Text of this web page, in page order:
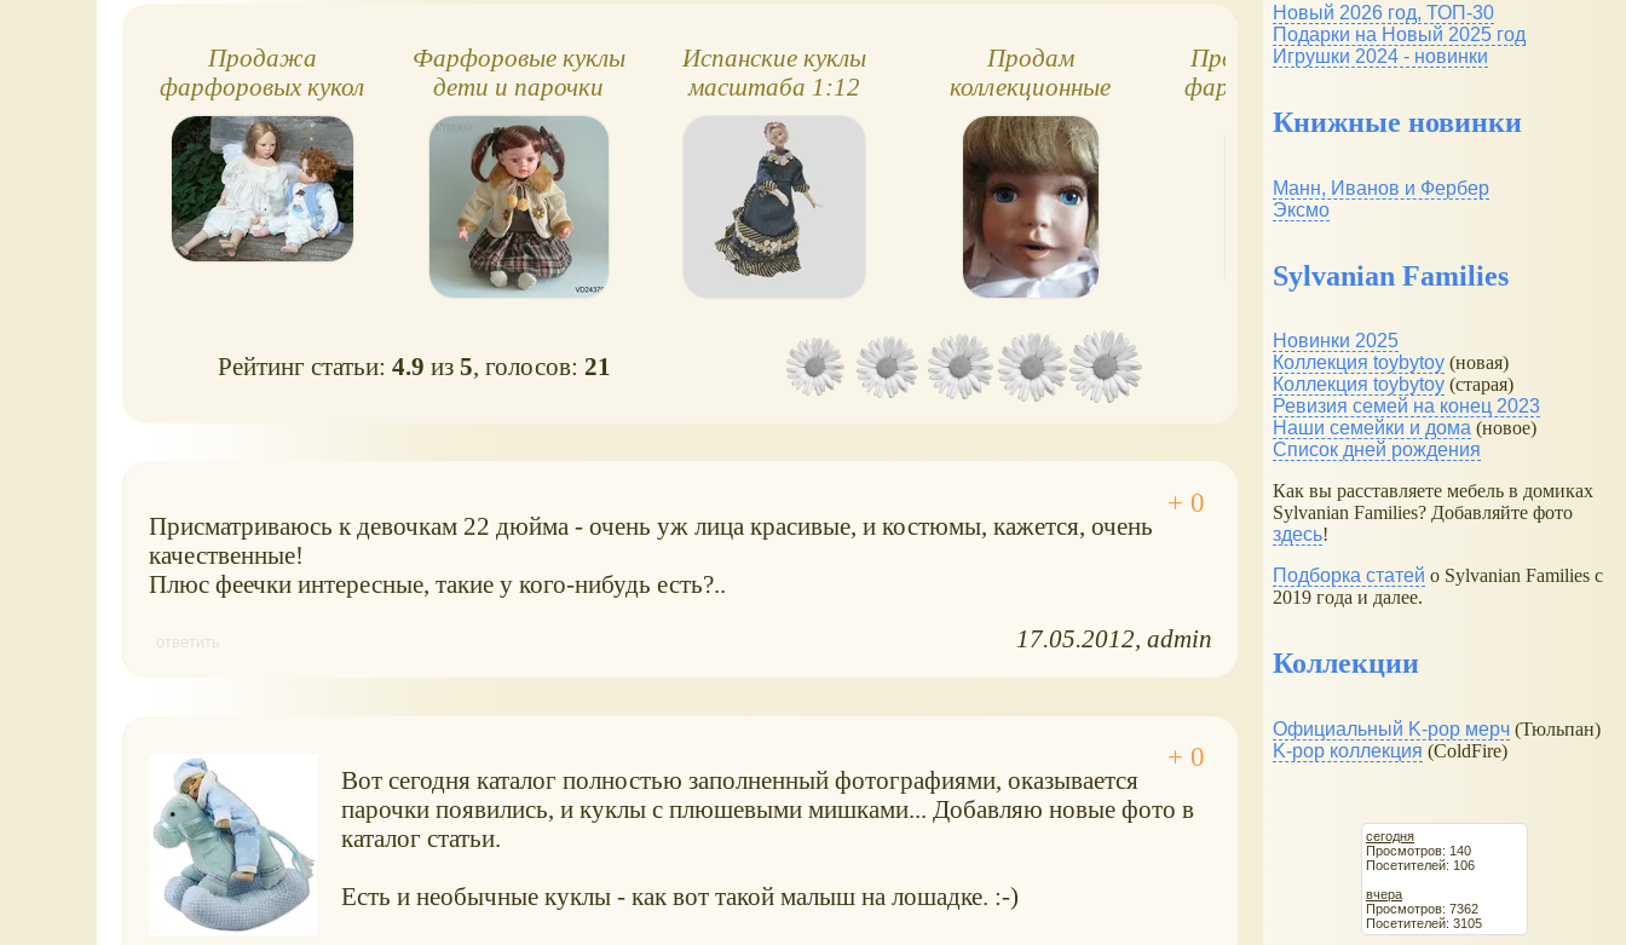
Продажа
фарфоровых кукол
Фарфоровые куклы
дети и парочки
Испанские куклы
масштаба 1:12
Продам
коллекционные
фарфоровые куклы
(возраст кукол -
15-16 лет)
Продам немецких
фарфоровых кукол
30-40 см
Коллекция
Дисней:
Рейтинг статьи:4.9 из5, голосов:21
Присматриваюсь к девочкам 22 дюйма - очень уж лица красивые, и костюмы, кажется, очень
качественные!
Плюс феечки интересные, такие у кого-нибудь есть?..
ответить 17.05.2012 admin
Вот сегодня каталог полностью заполненный фотографиями, оказывается
парочки появились, и куклы с плюшевыми мишками... Добавляю новые фото в
каталог статьи.
Есть и необычные куклы - как вот такой малыш на лошадке. :-)
Новый 2026 год, ТОП-30
Подарки на Новый 2025 год
Игрушки 2024 - новинки
Книжные новинки
Манн, Иванов и Фербер
Эксмо
Sylvanian Families
Новинки 2025
Коллекция toybytoy (новая)
Коллекция toybytoy (старая)
Ревизия семей на конец 2023
Наши семейки и дома (новое)
Список дней рождения
Как вы расставляете мебель в домиках
Sylvanian Families? Добавляйте фото
здесь!
Подборка статей о Sylvanian Families с
2019 года и далее.
Коллекции
Официальный K-pop мерч (Тюльпан)
K-pop коллекция (ColdFire)
сегодня
Просмотров: 140
Посетителей: 106
вчера
Просмотров: 7362
Посетителей: 3105